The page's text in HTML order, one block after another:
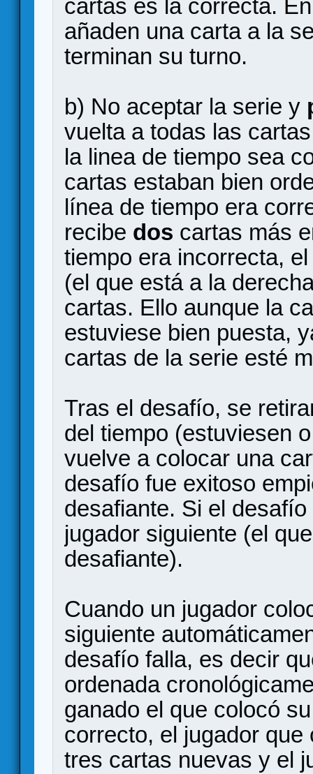
cartas es la correcta.
añaden una carta a la
terminan su turno.
b) No aceptar la serie y
vuelta a todas las
la linea de tiempo sea
cartas estaban bien
línea de tiempo era
recibe dos cartas más
tiempo era incorrecta,
(el que está a la
cartas. Ello aunque la
estuviese bien puesta,
cartas de la serie esté
Tras el desafío, se
del tiempo (estuviesen
vuelve a colocar una
desafío fue exitoso
desafiante. Si el
jugador siguiente (el
desafiante).
Cuando un jugador
siguiente
desafío falla, es decir
ordenada
ganado el que colocó
correcto, el jugador
tres cartas nuevas y el